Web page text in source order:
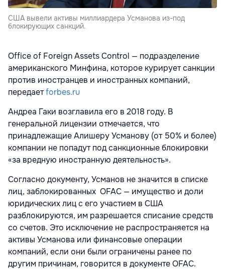
США вывели активы миллиардера Усманова из-под
блокирующих санкций.
Office of Foreign Assets Control — подразделение
американского Минфина, которое курирует санкции
против иностранцев и иностранных компаний,
передаетforbes.ru
Андреа Гаки возглавила его в 2018 году. В
генеральной лицензии отмечается, что
принадлежащие Алишеру Усманову (от 50% и более)
компании не попадут под санкционные блокировки
«за вредную иностранную деятельность».
Согласно документу, Усманов не значится в списке
лиц, заблокированных OFAC — имущество и доли
юридических лиц с его участием в США
разблокируются, им разрешается списание средств
со счетов. Это исключение не распространяется на
активы Усманова или финансовые операции
компаний, если они были ограничены ранее по
другим причинам, говорится в документе OFAC.